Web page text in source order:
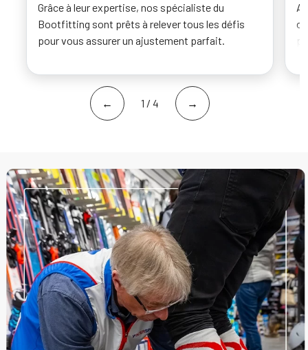
Grâce à leur expertise, nos spécialiste du
Bootfitting sont prêts à relever tous les défis
pour vous assurer un ajustement parfait.
← 1 / 4 →